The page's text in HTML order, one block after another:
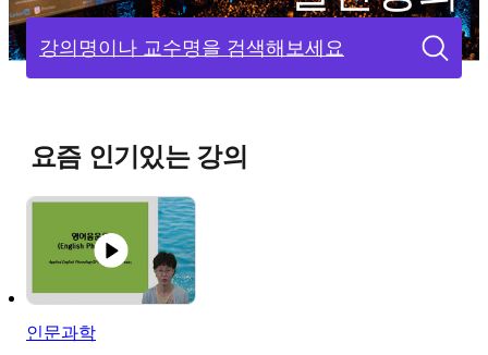
강의명이나 교수명을 검색해보세요
요즘 인기있는 강의
인문과학